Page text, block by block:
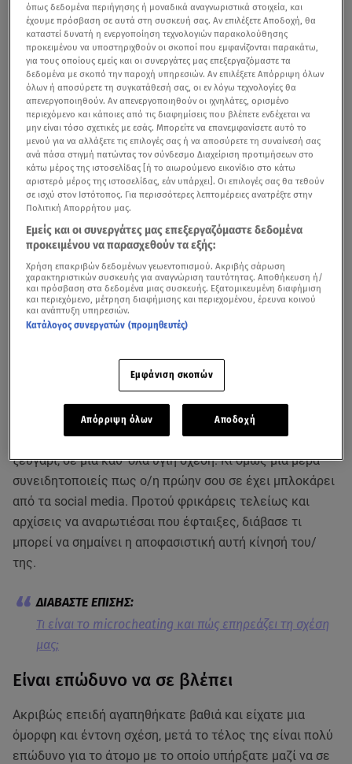
Χωρίσατε φιλικά και υπήρξατε ένα ιδιαίτερα αγαπημένο
ζευγάρι, σε μια καθ’ όλα υγιή σχέση. Κι όμως μια μέρα
συνειδητοποιείς πως ο/η πρώην σου σε έχει μπλοκάρει
από τα social media. Προτού φρικάρεις τελείως και
αρχίσεις να αναρωτιέσαι που έφταιξες, διάβασε τι
μπορεί να σημαίνει η αποφασιστική αυτή κίνησή του/
της.
Τι είναι το microcheating και πώς επηρεάζει τη σχέση
μας;
Είναι επώδυνο να σε βλέπει
Ακριβώς επειδή αγαπηθήκατε βαθιά και είχατε μια
όμορφη και έντονη σχέση, μετά το τέλος της είναι πολύ
επώδυνο για το άτομο με το οποίο υπήρξατε μαζί να σε
όπως δεδομένα περιήγησης ή μοναδικά αναγνωριστικά στοιχεία, και
έχουμε πρόσβαση σε αυτά στη συσκευή σας. Αν επιλέξετε Αποδοχή, θα
καταστεί δυνατή η ενεργοποίηση τεχνολογιών παρακολούθησης
προκειμένου να υποστηριχθούν οι σκοποί που εμφανίζονται παρακάτω,
για τους οποίους εμείς και οι συνεργάτες μας επεξεργαζόμαστε τα
δεδομένα με σκοπό την παροχή υπηρεσιών. Αν επιλέξετε Απόρριψη όλων
όλων ή αποσύρετε τη συγκατάθεσή σας, οι εν λόγω τεχνολογίες θα
απενεργοποιηθούν. Αν απενεργοποιηθούν οι ιχνηλάτες, ορισμένο
περιεχόμενο και κάποιες από τις διαφημίσεις που βλέπετε ενδέχεται να
μην είναι τόσο σχετικές με εσάς. Μπορείτε να επανεμφανίσετε αυτό το
μενού για να αλλάξετε τις επιλογές σας ή να αποσύρετε τη συναίνεσή σας
ανά πάσα στιγμή πατώντας τον σύνδεσμο Διαχείριση προτιμήσεων στο
κάτω μέρος της ιστοσελίδας [ή το αιωρούμενο εικονίδιο στο κάτω
αριστερό μέρος της ιστοσελίδας, εάν υπάρχει]. Οι επιλογές σας θα τεθούν
σε ισχύ στον Ιστότοπος. Για περισσότερες λεπτομέρειες ανατρέξτε στην
Πολιτική Απορρήτου μας.
Εμείς και οι συνεργάτες μας επεξεργαζόμαστε δεδομένα
προκειμένου να παρασχεθούν τα εξής:
Χρήση επακριβών δεδομένων γεωεντοπισμού. Ακριβής σάρωση
χαρακτηριστικών συσκευής για αναγνώριση ταυτότητας. Αποθήκευση ή/
και πρόσβαση στα δεδομένα μιας συσκευής. Εξατομικευμένη διαφήμιση
και περιεχόμενο, μέτρηση διαφήμισης και περιεχομένου, έρευνα κοινού
και ανάπτυξη υπηρεσιών.
Κατάλογος συνεργατών (προμηθευτές)
Εμφάνιση σκοπών
Απόρριψη όλων Αποδοχή